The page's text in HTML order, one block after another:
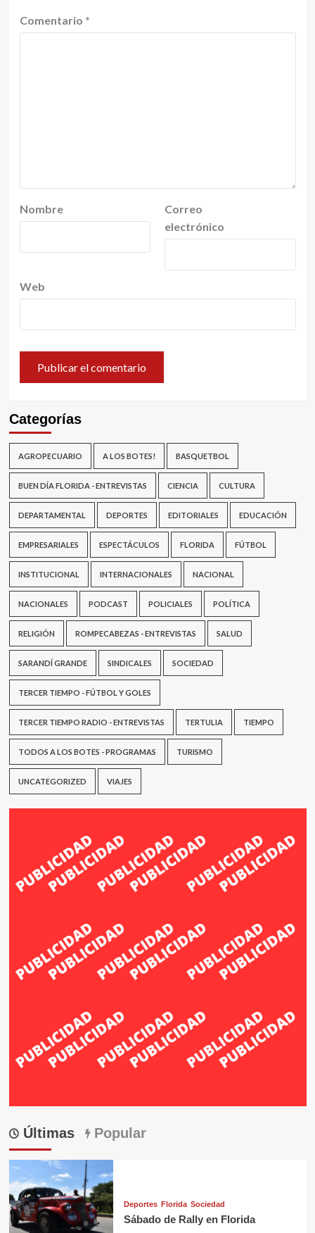
Comentario *
Nombre
Correo
electrónico
Web
Categorías
AGROPECUARIO A LOS BOTES! BASQUETBOL
BUEN DÍA FLORIDA - ENTREVISTAS CIENCIA CULTURA
DEPARTAMENTAL DEPORTES EDITORIALES EDUCACIÓN
EMPRESARIALES ESPECTÁCULOS FLORIDA FÚTBOL
INSTITUCIONAL INTERNACIONALES NACIONAL
NACIONALES PODCAST POLICIALES POLÍTICA
RELIGIÓN ROMPECABEZAS - ENTREVISTAS SALUD
SARANDÍ GRANDE SINDICALES SOCIEDAD
TERCER TIEMPO - FÚTBOL Y GOLES
TERCER TIEMPO RADIO - ENTREVISTAS TERTULIA TIEMPO
TODOS A LOS BOTES - PROGRAMAS TURISMO
UNCATEGORIZED VIAJES
Últimas Popular
Deportes Florida Sociedad
Sábado de Rally en Florida